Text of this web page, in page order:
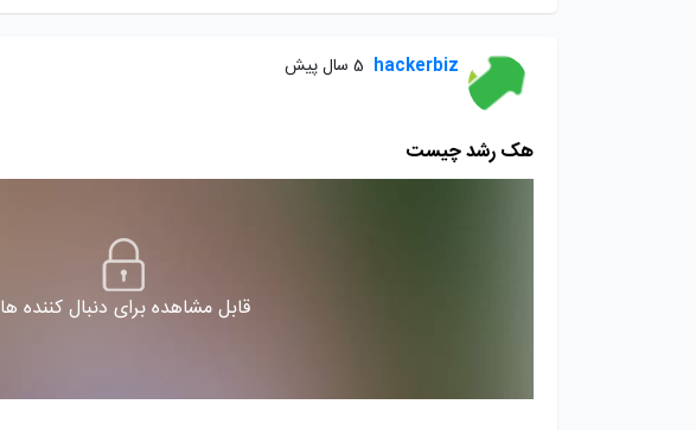
hackerbiz 5 سال پیش
هک رشد چیست
قابل مشاهده برای دنبال کننده ها